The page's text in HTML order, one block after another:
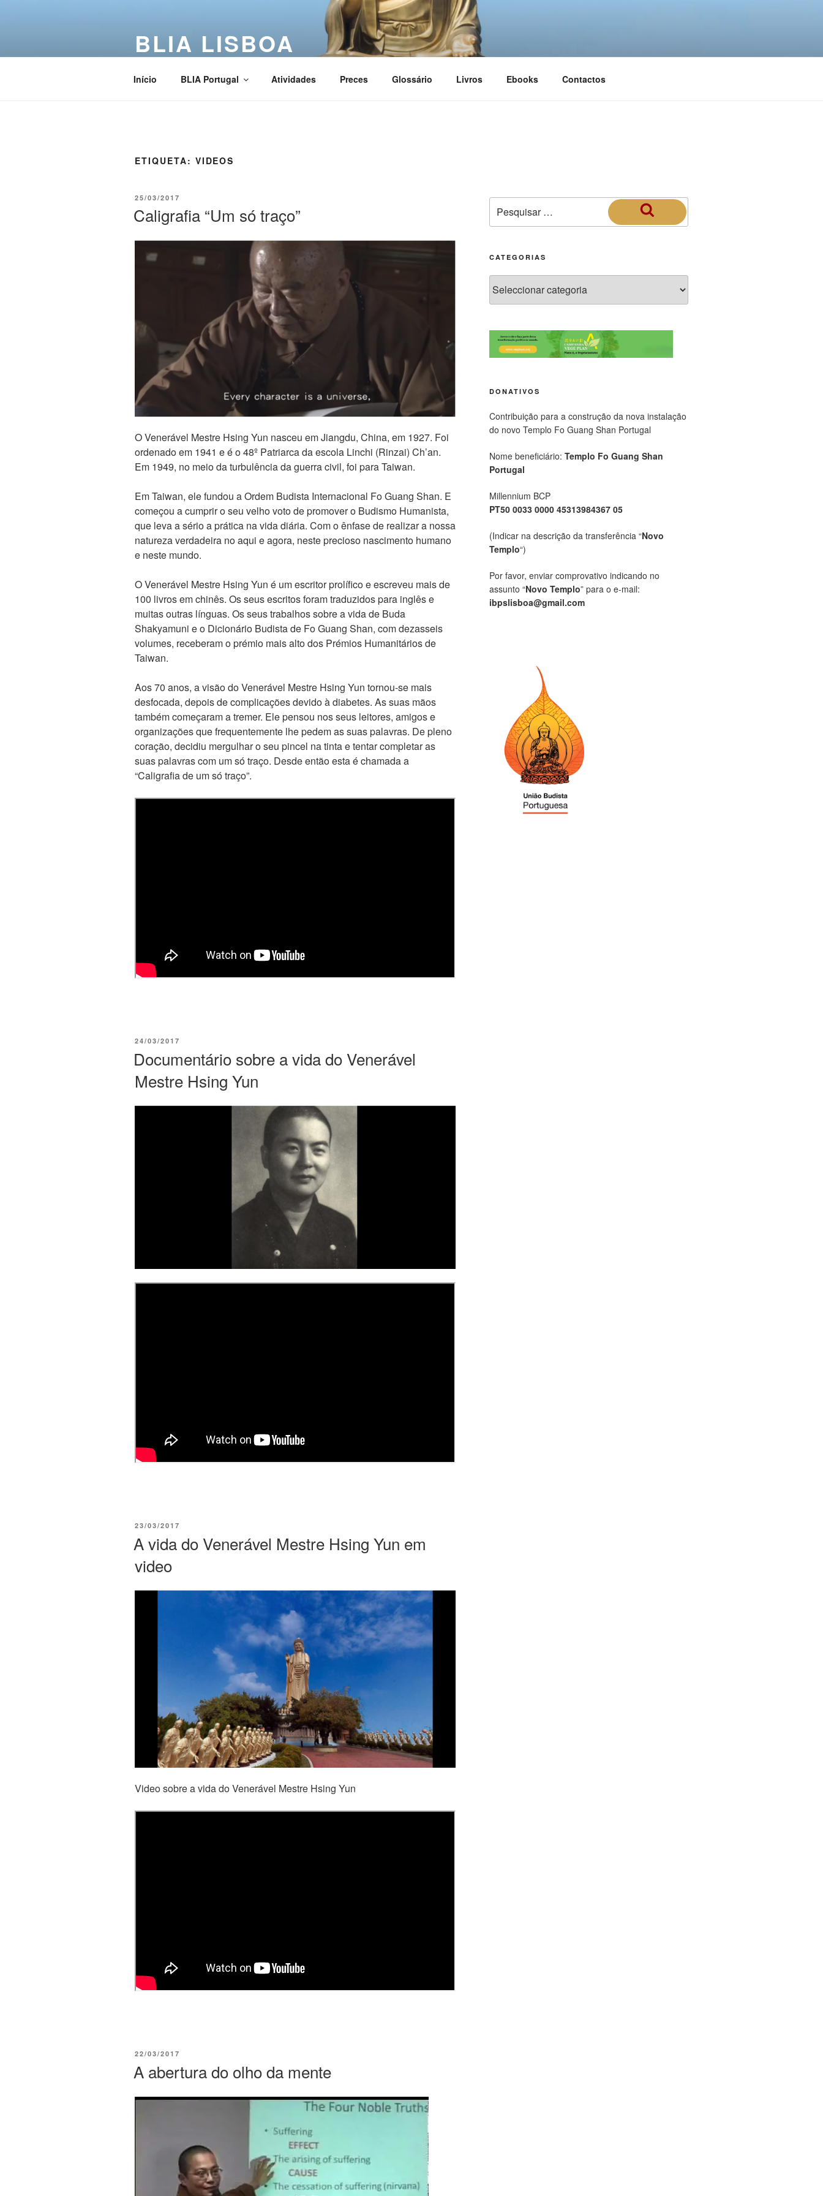
BLIA LISBOA
Início BLIA Portugal Atividades Preces Glossário Livros Ebooks Contactos
ETIQUETA: VIDEOS
25/03/2017
Caligrafia “Um só traço”
O Venerável Mestre Hsing Yun nasceu em Jiangdu, China, em 1927. Foi
ordenado em 1941 e é o 48º Patriarca da escola Linchi (Rinzai) Ch’an.
Em 1949, no meio da turbulência da guerra civil, foi para Taiwan.
Em Taiwan, ele fundou a Ordem Budista Internacional Fo Guang Shan. E
começou a cumprir o seu velho voto de promover o Budismo Humanista,
que leva a sério a prática na vida diária. Com o ênfase de realizar a nossa
natureza verdadeira no aqui e agora, neste precioso nascimento humano
e neste mundo.
O Venerável Mestre Hsing Yun é um escritor prolífico e escreveu mais de
100 livros em chinês. Os seus escritos foram traduzidos para inglês e
muitas outras línguas. Os seus trabalhos sobre a vida de Buda
Shakyamuni e o Dicionário Budista de Fo Guang Shan, com dezasseis
volumes, receberam o prémio mais alto dos Prémios Humanitários de
Taiwan.
Aos 70 anos, a visão do Venerável Mestre Hsing Yun tornou-se mais
desfocada, depois de complicações devido à diabetes. As suas mãos
também começaram a tremer. Ele pensou nos seus leitores, amigos e
organizações que frequentemente lhe pedem as suas palavras. De pleno
coração, decidiu mergulhar o seu pincel na tinta e tentar completar as
suas palavras com um só traço. Desde então esta é chamada a
“Caligrafia de um só traço”.
24/03/2017
Documentário sobre a vida do Venerável
Mestre Hsing Yun
23/03/2017
A vida do Venerável Mestre Hsing Yun em
video
Video sobre a vida do Venerável Mestre Hsing Yun
22/03/2017
A abertura do olho da mente
CATEGORIAS
DONATIVOS
Contribuição para a construção da nova instalação
do novo Templo Fo Guang Shan Portugal
Nome beneficiário: Templo Fo Guang Shan
Portugal
Millennium BCP
PT50 0033 0000 45313984367 05
(Indicar na descrição da transferência “Novo
Templo“)
Por favor, enviar comprovativo indicando no
assunto “Novo Templo” para o e-mail:
ibpslisboa@gmail.com